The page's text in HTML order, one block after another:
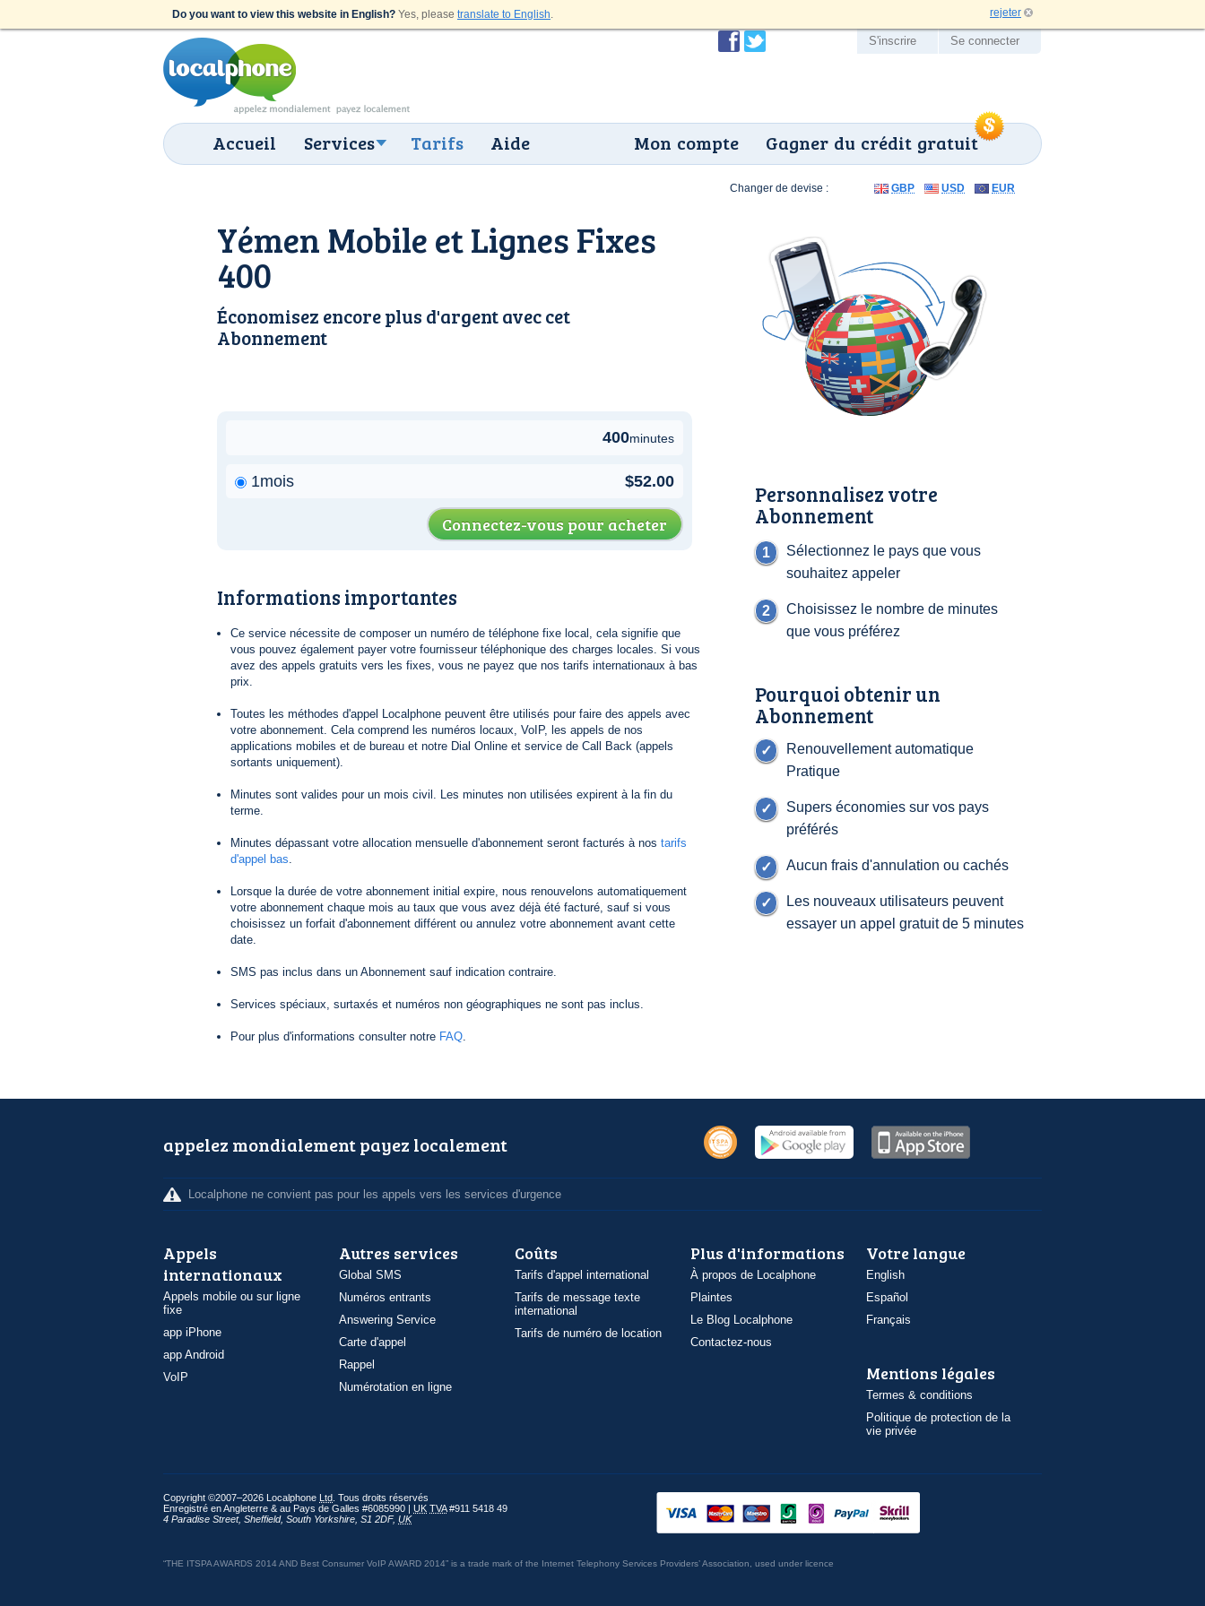
Do you want to view this website in English? Yes, please translate to English. rejeter
Accueil Services Tarifs Aide Gagner du crédit gratuit
Mon compte
S'inscrire Se connecter
Changer de devise : GBP USD EUR
Yémen Mobile et Lignes Fixes
400
Économisez encore plus d'argent avec cet
Abonnement
400minutes
1mois $52.00
Connectez-vous pour acheter
Informations importantes
Ce service nécessite de composer un numéro de téléphone fixe local, cela signifie que
vous pouvez également payer votre fournisseur téléphonique des charges locales. Si vous
avez des appels gratuits vers les fixes, vous ne payez que nos tarifs internationaux à bas
prix.
Toutes les méthodes d'appel Localphone peuvent être utilisés pour faire des appels avec
votre abonnement. Cela comprend les numéros locaux, VoIP, les appels de nos
applications mobiles et de bureau et notre Dial Online et service de Call Back (appels
sortants uniquement).
Minutes sont valides pour un mois civil. Les minutes non utilisées expirent à la fin du
terme.
Minutes dépassant votre allocation mensuelle d'abonnement seront facturés à nos tarifs
d'appel bas.
Lorsque la durée de votre abonnement initial expire, nous renouvelons automatiquement
votre abonnement chaque mois au taux que vous avez déjà été facturé, sauf si vous
choisissez un forfait d'abonnement différent ou annulez votre abonnement avant cette
date.
SMS pas inclus dans un Abonnement sauf indication contraire.
Services spéciaux, surtaxés et numéros non géographiques ne sont pas inclus.
Pour plus d'informations consulter notre FAQ.
Personnalisez votre
Abonnement
Sélectionnez le pays que vous
souhaitez appeler
Choisissez le nombre de minutes
que vous préférez
Pourquoi obtenir un
Abonnement
Renouvellement automatique
Pratique
Supers économies sur vos pays
préférés
Aucun frais d'annulation ou cachés
Les nouveaux utilisateurs peuvent
essayer un appel gratuit de 5 minutes
appelez mondialement payez localement
Localphone ne convient pas pour les appels vers les services d'urgence
Appels
internationaux
Appels mobile ou sur ligne
fixe
app iPhone
app Android
VoIP
Autres services
Global SMS
Numéros entrants
Answering Service
Carte d'appel
Rappel
Numérotation en ligne
Coûts
Tarifs d'appel international
Tarifs de message texte
international
Tarifs de numéro de location
Plus d'informations
À propos de Localphone
Plaintes
Le Blog Localphone
Contactez-nous
Votre langue
English
Español
Français
Mentions légales
Termes & conditions
Politique de protection de la
vie privée
Copyright ©2007–2026 Localphone Ltd . Tous droits réservés
Enregistré en Angleterre & au Pays de Galles #6085990 | UK TVA#911 5418 49
4 Paradise Street, Sheffield, South Yorkshire S1 2DF, UK
“THE ITSPA AWARDS 2014 AND Best Consumer VoIP AWARD 2014” is a trade mark of the Internet Telephony Services Providers’ Association, used under licence